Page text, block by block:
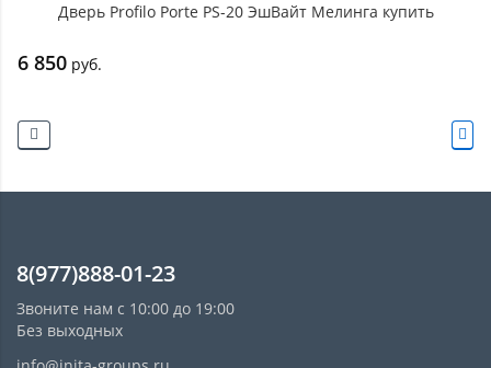
Дверь Profilo Porte PS-20 ЭшВайт Мелинга купить
6 850 руб.
8(977)888-01-23
Звоните нам с 10:00 до 19:00
Без выходных